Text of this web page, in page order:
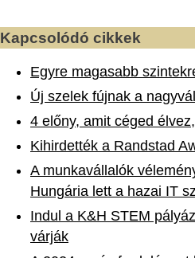
Kapcsolódó cikkek
Egyre magasabb
Új szelek fújnak a
4 előny, amit céged
Kihirdették a Randstad
A munkavállalók
Hungária lett a hazai IT
Indul a K&H STEM
várják